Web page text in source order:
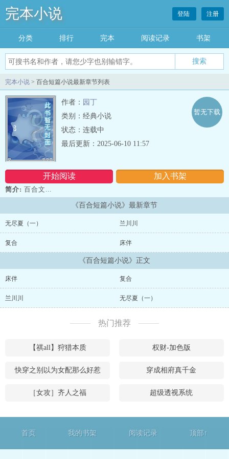
完本小说 登陆 注册
分类 排行 完本 阅读记录 书架
完本小说 > 百合短篇小说最新章节列表
作者： 园丁
类别：经典小说
状态：连载中
开始阅读 加入书架
暂无下载
最后更新：2025-06-10 11:57
简介: 百合文...
《百合短篇小说》最新章节
无尽夏（一） 兰川川
复合 床伴
《百合短篇小说》正文
床伴 复合
兰川川 无尽夏（一）
热门推荐
【祺all】狩猎本质 权财-加色版
快穿之别以为女配那么好惹 穿成相府真千金
［女攻］齐人之福 超级透视系统
首页 我的书架 阅读记录 顶部↑